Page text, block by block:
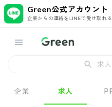
Green公式アカウント
企業からの連絡をLINEで受け取れる
求
企業 求人